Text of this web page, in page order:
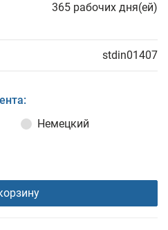
365 рабочих дня(ей)
stdin01407
Немецкий